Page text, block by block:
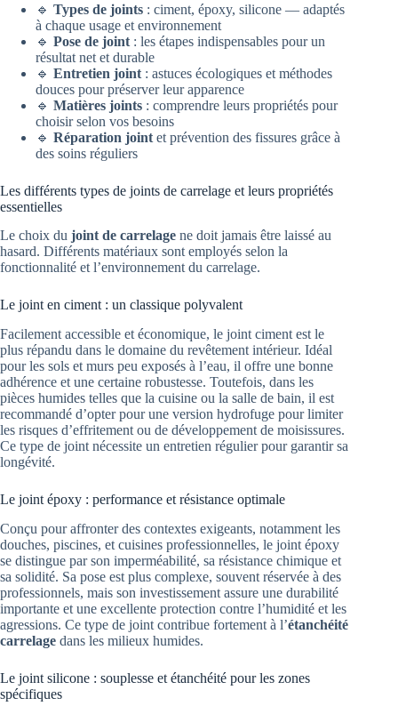
🔹 Types de joints : ciment, époxy, silicone — adaptés
à chaque usage et environnement
🔹 Pose de joint : les étapes indispensables pour un
résultat net et durable
🔹 Entretien joint : astuces écologiques et méthodes
douces pour préserver leur apparence
🔹 Matières joints : comprendre leurs propriétés pour
choisir selon vos besoins
🔹 Réparation joint et prévention des fissures grâce à
des soins réguliers
Les différents types de joints de carrelage et leurs propriétés
essentielles
Le choix du joint de carrelage ne doit jamais être laissé au
hasard. Différents matériaux sont employés selon la
fonctionnalité et l’environnement du carrelage.
Le joint en ciment : un classique polyvalent
Facilement accessible et économique, le joint ciment est le
plus répandu dans le domaine du revêtement intérieur. Idéal
pour les sols et murs peu exposés à l’eau, il offre une bonne
adhérence et une certaine robustesse. Toutefois, dans les
pièces humides telles que la cuisine ou la salle de bain, il est
recommandé d’opter pour une version hydrofuge pour limiter
les risques d’effritement ou de développement de moisissures.
Ce type de joint nécessite un entretien régulier pour garantir sa
longévité.
Le joint époxy : performance et résistance optimale
Conçu pour affronter des contextes exigeants, notamment les
douches, piscines, et cuisines professionnelles, le joint époxy
se distingue par son imperméabilité, sa résistance chimique et
sa solidité. Sa pose est plus complexe, souvent réservée à des
professionnels, mais son investissement assure une durabilité
importante et une excellente protection contre l’humidité et les
agressions. Ce type de joint contribue fortement à l’étanchéité
carrelage dans les milieux humides.
Le joint silicone : souplesse et étanchéité pour les zones
spécifiques